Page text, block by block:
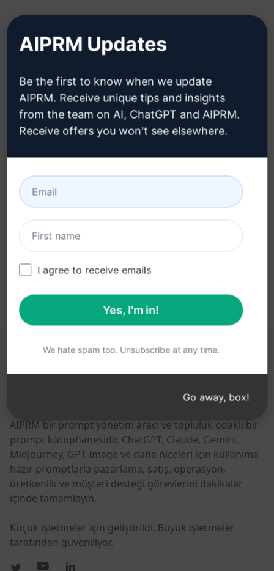
ChatGPT hesabının nasıl
oluşturulacağını öğrenmek için
buraya tıklayın
Adım 3: ChatGPT'nizdeki İstemi
Kullanın
İstemi şimdi ChatGPT'de deneyin
BU BAĞLANTILARI FAYDALI BULABILIRSINIZ
AIPRM bir prompt yönetim aracı ve topluluk odaklı bir
prompt kütüphanesidir. ChatGPT, Claude, Gemini,
Midjourney, GPT Image ve daha niceleri için kullanıma
hazır promptlarla pazarlama, satış, operasyon,
üretkenlik ve müşteri desteği görevlerini dakikalar
içinde tamamlayın.
Küçük işletmeler için geliştirildi. Büyük işletmeler
tarafından güveniliyor.
AIPRM Updates
Be the first to know when we update
AIPRM. Receive unique tips and insights
from the team on AI, ChatGPT and AIPRM.
Receive offers you won't see elsewhere.
I agree to receive emails
Yes, I'm in!
We hate spam too. Unsubscribe at any time.
Go away, box!